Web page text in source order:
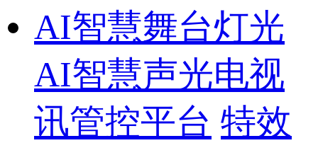
AI智慧舞台灯光
AI智慧声光电视
讯管控平台 特效